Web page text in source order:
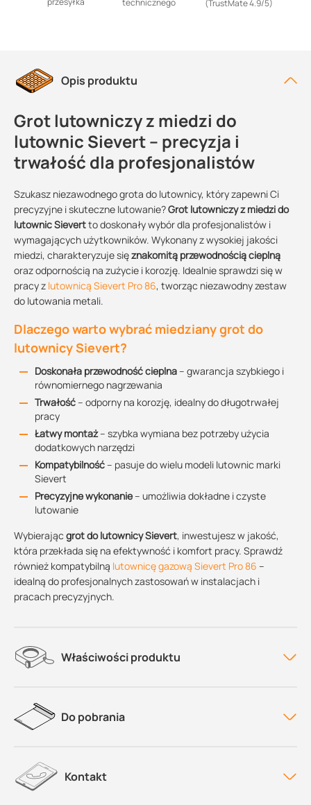
technicznego
(TrustMate 4.9/5)
Opis produktu
Grot lutowniczy z miedzi do
lutownic Sievert – precyzja i
trwałość dla profesjonalistów
Szukasz niezawodnego grota do lutownicy, który zapewni Ci
precyzyjne i skuteczne lutowanie?Grot lutowniczy z miedzi do
lutownic Sievertto doskonały wybór dla profesjonalistów i
wymagających użytkowników. Wykonany z wysokiej jakości
miedzi, charakteryzuje sięznakomitą przewodnością cieplną
oraz odpornością na zużycie i korozję. Idealnie sprawdzi się w
pracy z lutownicą Sievert Pro 86, tworząc niezawodny zestaw
do lutowania metali.
Dlaczego warto wybrać miedziany grot do
lutownicy Sievert?
Doskonała przewodność cieplna– gwarancja szybkiego i
równomiernego nagrzewania
Trwałość– odporny na korozję, idealny do długotrwałej
pracy
Łatwy montaż– szybka wymiana bez potrzeby użycia
dodatkowych narzędzi
Kompatybilność– pasuje do wielu modeli lutownic marki
Sievert
Precyzyjne wykonanie– umożliwia dokładne i czyste
lutowanie
Wybierając grot do lutownicy Sievert, inwestujesz w jakość,
która przekłada się na efektywność i komfort pracy. Sprawdź
również kompatybilną lutownicę gazową Sievert Pro 86 –
idealną do profesjonalnych zastosowań w instalacjach i
pracach precyzyjnych.
Właściwości produktu
Do pobrania
Kontakt